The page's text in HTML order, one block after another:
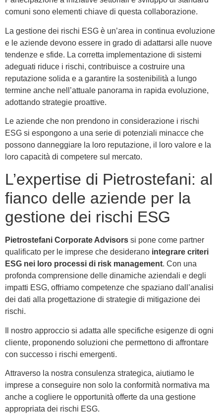
comuni sono elementi chiave di questa collaborazione.
La gestione dei rischi ESG è un’area in continua evoluzione
e le aziende devono essere in grado di adattarsi alle nuove
tendenze e sfide. La corretta implementazione di sistemi
adeguati riduce i rischi, contribuisce a costruire una
reputazione solida e a garantire la sostenibilità a lungo
termine anche nell’attuale panorama in rapida evoluzione,
adottando strategie proattive.
Le aziende che non prendono in considerazione i rischi
ESG si espongono a una serie di potenziali minacce che
possono danneggiare la loro reputazione, il loro valore e la
loro capacità di competere sul mercato.
L’expertise di Pietrostefani: al
fianco delle aziende per la
gestione dei rischi ESG
Pietrostefani Corporate Advisors si pone come partner
qualificato per le imprese che desiderano integrare criteri
ESG nei loro processi di risk management. Con una
profonda comprensione delle dinamiche aziendali e degli
impatti ESG, offriamo competenze che spaziano dall’analisi
dei dati alla progettazione di strategie di mitigazione dei
rischi.
Il nostro approccio si adatta alle specifiche esigenze di ogni
cliente, proponendo soluzioni che permettono di affrontare
con successo i rischi emergenti.
Attraverso la nostra consulenza strategica, aiutiamo le
imprese a conseguire non solo la conformità normativa ma
anche a cogliere le opportunità offerte da una gestione
appropriata dei rischi ESG.